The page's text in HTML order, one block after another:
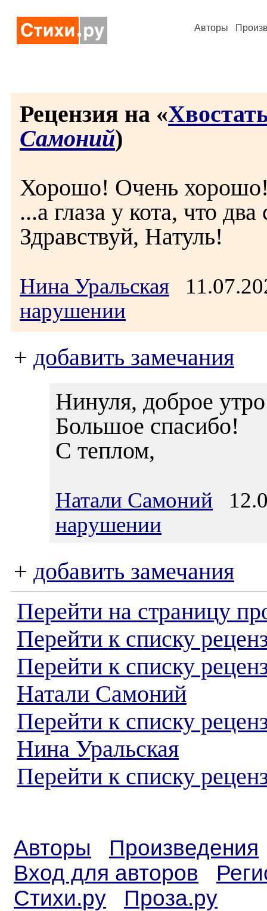
Авторы
Рецензия на «
Самоний)
Хорошо! Очень
...а глаза у кота, что
Здравствуй, Натуль!
Нина Уральская
нарушении
+ добавить замечания
Нинуля, доброе
Большое спасибо!
С теплом,
Натали Самоний
нарушении
+ добавить замечания
Перейти на страницу
Перейти к списку
Перейти к списку
Натали Самоний
Перейти к списку
Нина Уральская
Перейти к списку
Авторы
Произведения
Вход для авторов
Стихи.ру
Проза.ру